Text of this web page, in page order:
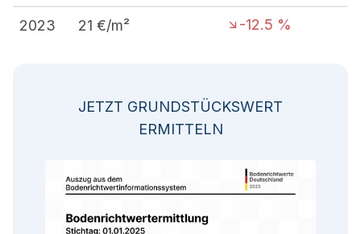
2023 21 €/m² -12.5 %
JETZT GRUNDSTÜCKSWERT
ERMITTELN